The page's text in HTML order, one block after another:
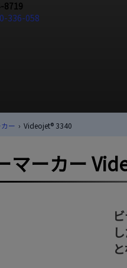
8719
336-058
ー › Videojet®︎ 3340
マーカー